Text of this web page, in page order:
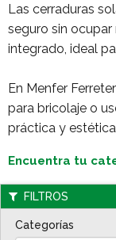
Las cerraduras
seguro sin
integrado, ideal
En Menfer
para bricolaje o
práctica y
Encuentra tu
FILTROS
Categorías